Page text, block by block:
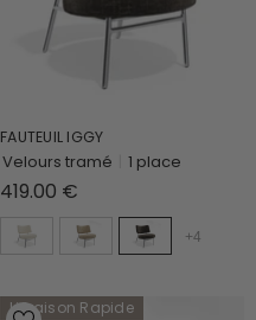
FAUTEUIL IGGY
Velours tramé 1 place
419.00 €
+4
Livraison Rapide